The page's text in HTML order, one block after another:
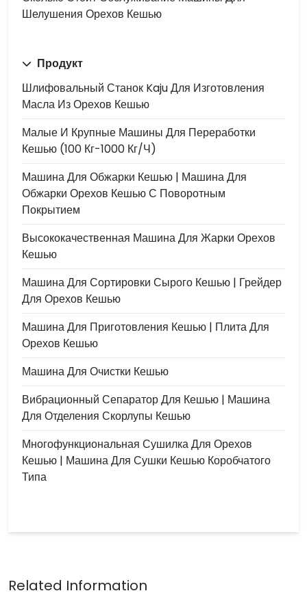
Шелушения Орехов Кешью
Продукт
Шлифовальный Станок Kaju Для Изготовления
Масла Из Орехов Кешью
Малые И Крупные Машины Для Переработки
Кешью (100 Кг-1000 Кг/ч)
Машина Для Обжарки Кешью | Машина Для
Обжарки Орехов Кешью С Поворотным
Покрытием
Высококачественная Машина Для Жарки Орехов
Кешью
Машина Для Сортировки Сырого Кешью | Грейдер
Для Орехов Кешью
Машина Для Приготовления Кешью | Плита Для
Орехов Кешью
Машина Для Очистки Кешью
Вибрационный Сепаратор Для Кешью | Машина
Для Отделения Скорлупы Кешью
Многофункциональная Сушилка Для Орехов
Кешью | Машина Для Сушки Кешью Коробчатого
Типа